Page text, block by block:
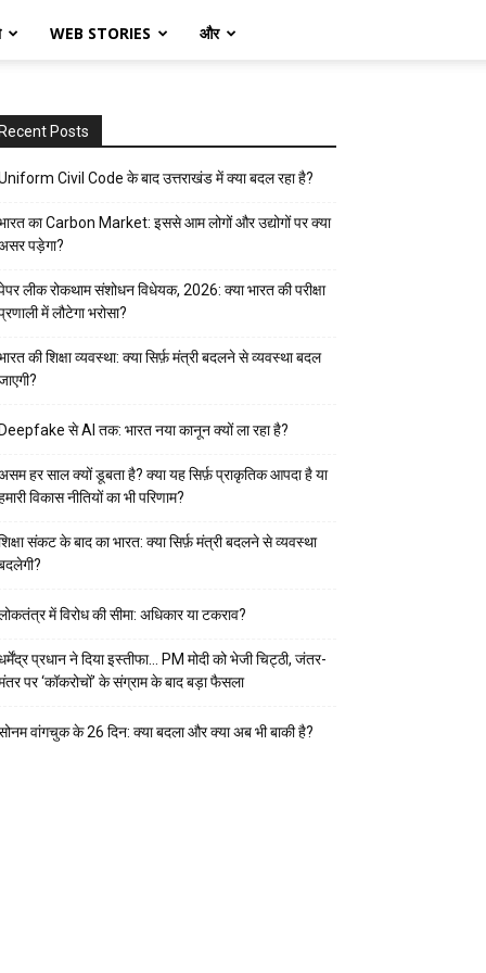
WEB STORIES और
Recent Posts
Civil Code के बाद उत्तराखंड में क्या बदल रहा है?
का Carbon Market: इससे आम लोगों और उद्योगों पर क्या
पड़ेगा?
लीक रोकथाम संशोधन विधेयक, 2026: क्या भारत की परीक्षा
में लौटेगा भरोसा?
की शिक्षा व्यवस्था: क्या सिर्फ़ मंत्री बदलने से व्यवस्था बदल
Deepfake से AI तक: भारत नया कानून क्यों ला रहा है?
हर साल क्यों डूबता है? क्या यह सिर्फ़ प्राकृतिक आपदा है या
विकास नीतियों का भी परिणाम?
संकट के बाद का भारत: क्या सिर्फ़ मंत्री बदलने से व्यवस्था
में विरोध की सीमा: अधिकार या टकराव?
प्रधान ने दिया इस्तीफा… PM मोदी को भेजी चिट्ठी, जंतर-
पर ‘कॉकरोचों’ के संग्राम के बाद बड़ा फैसला
वांगचुक के 26 दिन: क्या बदला और क्या अब भी बाकी है?